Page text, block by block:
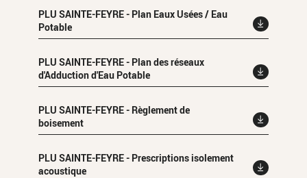
PLU SAINTE-FEYRE - Plan Eaux Usées / Eau
Potable
PLU SAINTE-FEYRE - Plan des réseaux
d'Adduction d'Eau Potable
PLU SAINTE-FEYRE - Règlement de
boisement
PLU SAINTE-FEYRE - Prescriptions isolement
acoustique